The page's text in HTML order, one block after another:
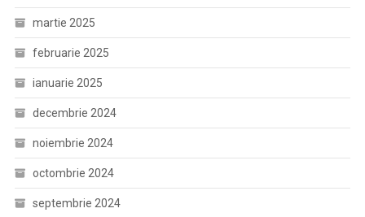
martie 2025
februarie 2025
ianuarie 2025
decembrie 2024
noiembrie 2024
octombrie 2024
septembrie 2024